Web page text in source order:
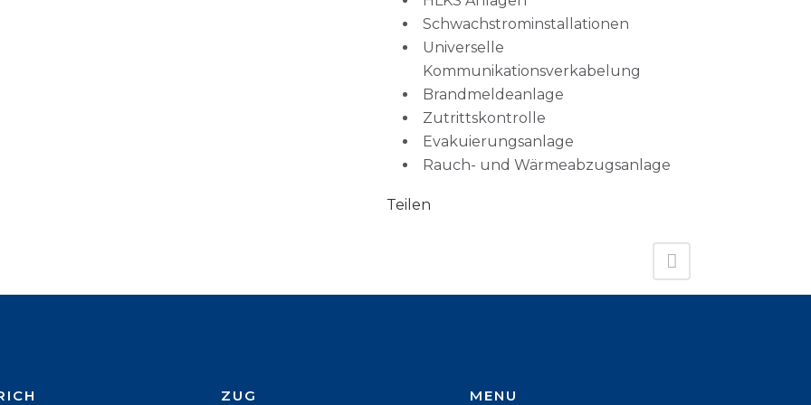
Schwachstrominstallationen
Universelle
Kommunikationsverkabelung
Brandmeldeanlage
Zutrittskontrolle
Evakuierungsanlage
Rauch- und Wärmeabzugsanlage
Teilen
ZUG MENU